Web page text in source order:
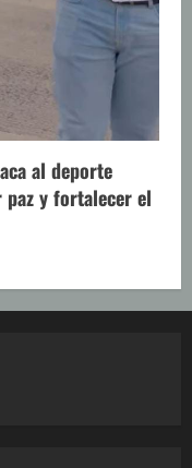
al deporte
y fortalecer el